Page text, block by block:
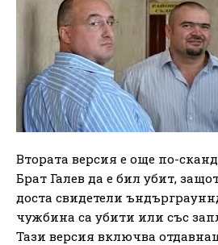
Втората версия е още по-
Брат Галев да е бил убит,
доста свидетели
чужбина са убити или със
Тази версия включва